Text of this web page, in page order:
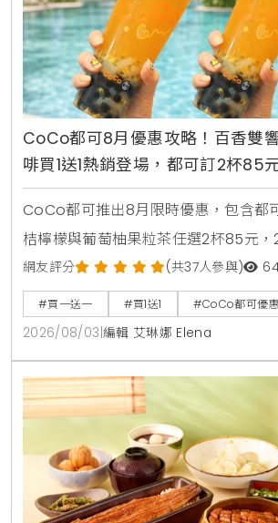
CoCo都可8月優惠攻略！百香雙
啡買1送1熱銷登場，都可訂2杯85
CoCo都可推出8月限時優惠，包含都
桔檸檬與葡萄柚果粒茶任選2杯85元
上架粉角檸檬冬瓜，每週一二指定咖啡
週三好友日更祭出百香雙響炮買1送1優
網友評分 (共37人參與)
#買一送一 #買1送1 #CoCo都可優惠
2026/08/03 編輯 艾琳娜 Elena